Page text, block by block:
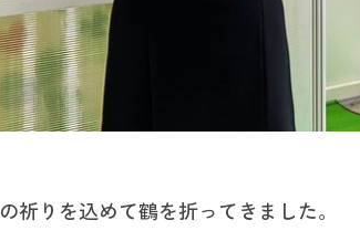
祈りを込めて鶴を折ってきました。